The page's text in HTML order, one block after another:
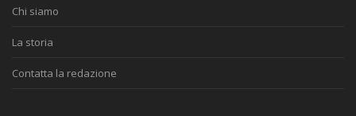
Chi siamo
La storia
Contatta la redazione